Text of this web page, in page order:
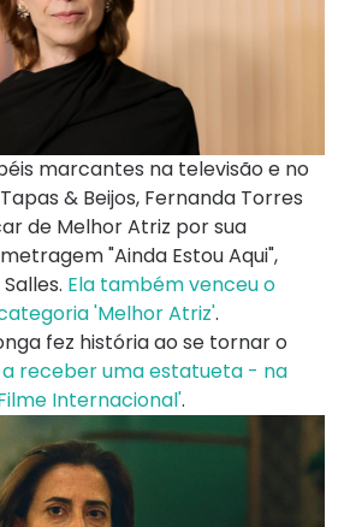
marcantes na televisão e no
& Beijos, Fernanda Torres
de Melhor Atriz por sua
"Ainda Estou Aqui",
Ela também venceu o
'Melhor Atriz'.
fez história ao se tornar o
receber uma estatueta - na
Internacional'.